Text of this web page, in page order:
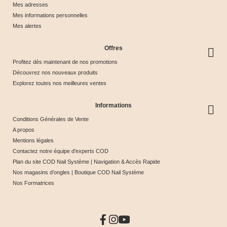
Mes adresses
Mes informations personnelles
Mes alertes
Offres
Profitez dès maintenant de nos promotions
Découvrez nos nouveaux produits
Explorez toutes nos meilleures ventes
Informations
Conditions Générales de Vente
A propos
Mentions légales
Contactez notre équipe d'experts COD
Plan du site COD Nail Système | Navigation & Accès Rapide
Nos magasins d’ongles | Boutique COD Nail Système
Nos Formatrices